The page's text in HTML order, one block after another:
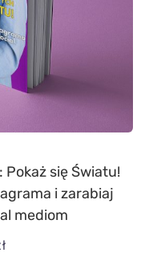
się Światu!
i zarabiaj
mediom